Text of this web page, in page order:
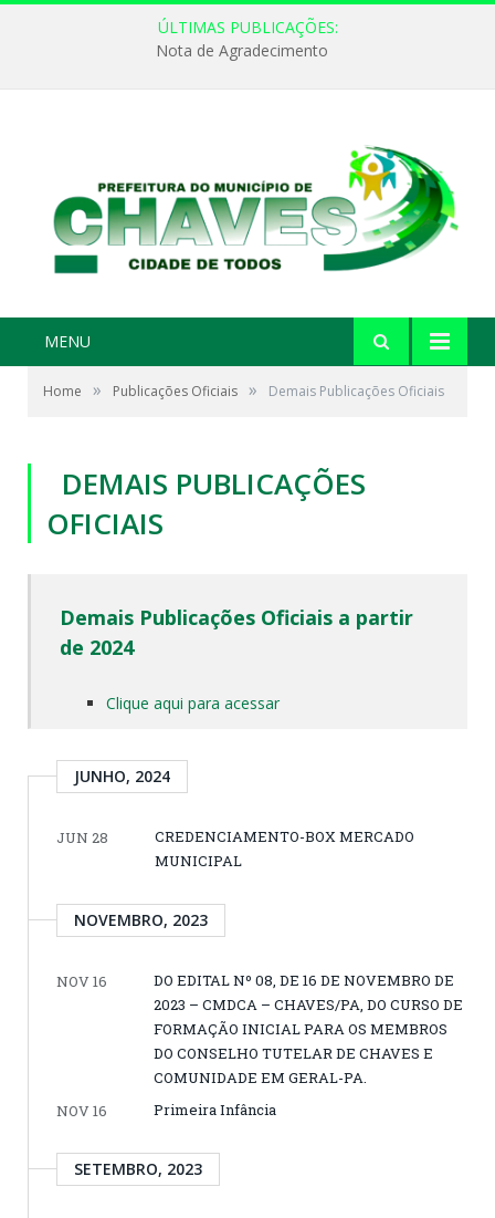
ÚLTIMAS PUBLICAÇÕES:
Nota de Agradecimento
MENU
Home » Publicações Oficiais » Demais Publicações Oficiais
DEMAIS PUBLICAÇÕES
OFICIAIS
Demais Publicações Oficiais a partir
de 2024
Clique aqui para acessar
JUNHO, 2024
JUN 28
CREDENCIAMENTO-BOX MERCADO
MUNICIPAL
NOVEMBRO, 2023
NOV 16
DO EDITAL Nº 08, DE 16 DE NOVEMBRO DE
2023 – CMDCA – CHAVES/PA, DO CURSO DE
FORMAÇÃO INICIAL PARA OS MEMBROS
DO CONSELHO TUTELAR DE CHAVES E
COMUNIDADE EM GERAL-PA.
NOV 16
Primeira Infância
SETEMBRO, 2023